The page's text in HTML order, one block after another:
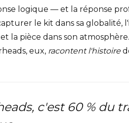
logique — et la réponse
le kit dans sa globalité,
la pièce dans son
eux, racontent l'histoire
c'est 60 % du